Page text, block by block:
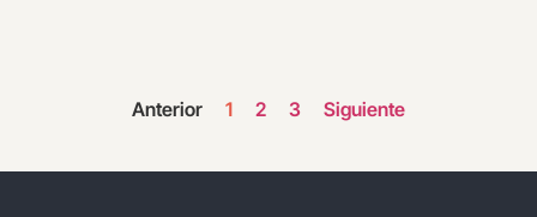
Anterior 1 2 3 Siguiente